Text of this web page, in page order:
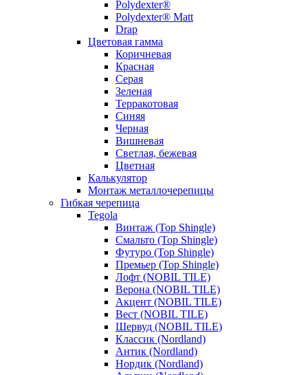
Polydexter®
Polydexter® Matt
Drap
Цветовая гамма
Коричневая
Красная
Серая
Зеленая
Терракотовая
Синяя
Черная
Вишневая
Светлая, бежевая
Цветная
Калькулятор
Монтаж металлочерепицы
Гибкая черепица
Tegola
Винтаж (Top Shingle)
Смальто (Top Shingle)
Футуро (Top Shingle)
Премьер (Top Shingle)
Лофт (NOBIL TILE)
Верона (NOBIL TILE)
Акцент (NOBIL TILE)
Вест (NOBIL TILE)
Шервуд (NOBIL TILE)
Классик (Nordland)
Антик (Nordland)
Нордик (Nordland)